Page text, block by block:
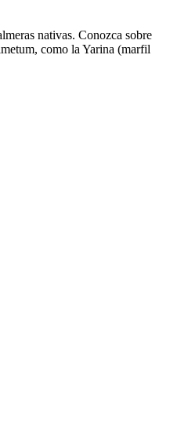
nativas. Conozca sobre
como la Yarina (marfil